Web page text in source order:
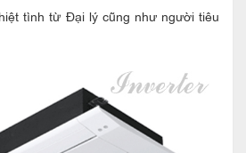
tình từ Đại lý cũng như người tiêu